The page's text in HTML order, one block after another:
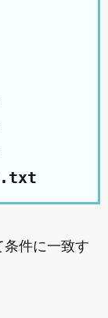
件に一致す